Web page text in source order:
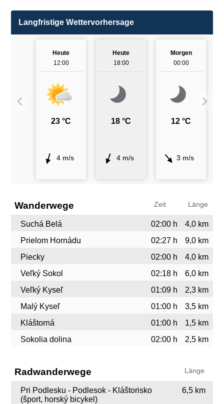
Langfristige Wettervorhersage
Heute
12:00
23 °C
4 m/s
Heute
18:00
18 °C
4 m/s
Morgen
00:00
12 °C
3 m/s
Wanderwege Zeit Länge
Suchá Belá 02:00 h
4,0 km
Prielom Hornádu
02:27 h
9,0 km
Piecky
02:00 h
4,0 km
Veľký Sokol
02:18 h
6,0 km
Veľký Kyseľ
01:09 h
2,3 km
Malý Kyseľ
01:00 h
3,5 km
Kláštorná
01:00 h
1,5 km
Sokolia dolina
02:00 h 2,5 km
Radwanderwege Länge
Pri Podlesku - Podlesok - Kláštorisko
(šport, horský bicykel)
6,5 km